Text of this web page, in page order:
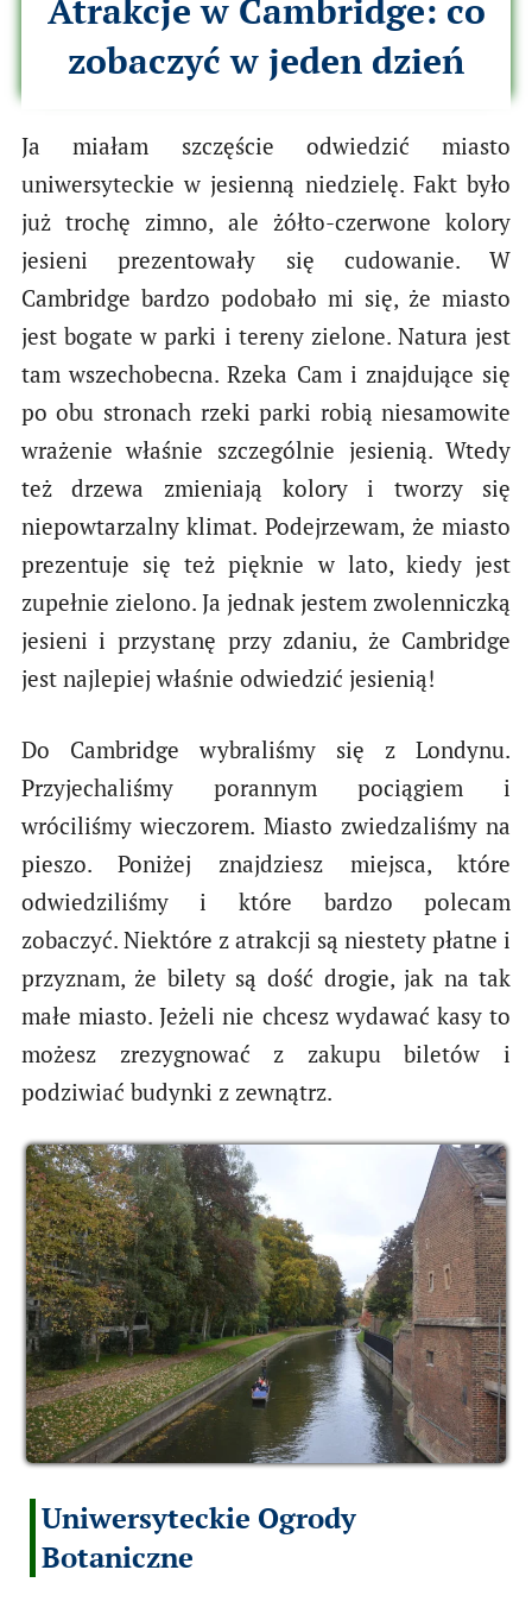
Atrakcje w Cambridge: co
zobaczyć w jeden dzień
Ja miałam szczęście odwiedzić miasto
uniwersyteckie w jesienną niedzielę. Fakt było
już trochę zimno, ale żółto-czerwone kolory
jesieni prezentowały się cudowanie. W
Cambridge bardzo podobało mi się, że miasto
jest bogate w parki i tereny zielone. Natura jest
tam wszechobecna. Rzeka Cam i znajdujące się
po obu stronach rzeki parki robią niesamowite
wrażenie właśnie szczególnie jesienią. Wtedy
też drzewa zmieniają kolory i tworzy się
niepowtarzalny klimat. Podejrzewam, że miasto
prezentuje się też pięknie w lato, kiedy jest
zupełnie zielono. Ja jednak jestem zwolenniczką
jesieni i przystanę przy zdaniu, że Cambridge
jest najlepiej właśnie odwiedzić jesienią!
Do Cambridge wybraliśmy się z Londynu.
Przyjechaliśmy porannym pociągiem i
wróciliśmy wieczorem. Miasto zwiedzaliśmy na
pieszo. Poniżej znajdziesz miejsca, które
odwiedziliśmy i które bardzo polecam
zobaczyć. Niektóre z atrakcji są niestety płatne i
przyznam, że bilety są dość drogie, jak na tak
małe miasto. Jeżeli nie chcesz wydawać kasy to
możesz zrezygnować z zakupu biletów i
podziwiać budynki z zewnątrz.
Uniwersyteckie Ogrody
Botaniczne